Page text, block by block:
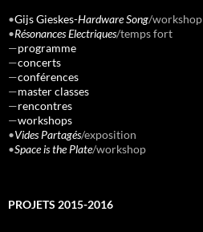
•Gijs Gieskes-Hardware Song/workshop
•Résonances Electriques/temps fort
—programme
—concerts
—conférences
—master classes
—rencontres
—workshops
•Vides Partagés/exposition
•Space is the Plate/workshop
PROJETS 2015-2016